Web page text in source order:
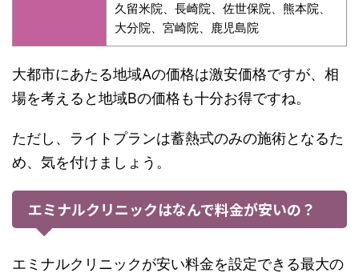
久留米院、長崎院、佐世保院、熊本院、
大分院、宮崎院、鹿児島院
大都市にあたる地域Aの価格は激安価格ですが、相
場を考えると地域Bの価格も十分お得ですね。
ただし、ライトプランは蓄熱式のみの施術となるた
め、気を付けましょう。
エミナルクリニックはなんで料金が安いの？
エミナルクリニックが安い料金を設定できる最大の